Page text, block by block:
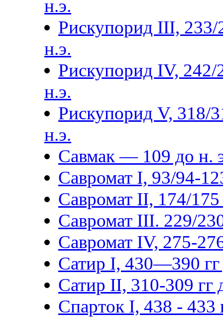
н.э.
Рискупорид III, 233/
н.э.
Рискупорид IV, 242/
н.э.
Рискупорид V, 318/
н.э.
Савмак — 109 до н.
Савромат I, 93/94-
Савромат II, 174/175
Савромат III. 229/
Савромат IV, 275-
Сатир I, 430—390 гг
Сатир II, 310-309 гг
Спарток I, 438 - 433